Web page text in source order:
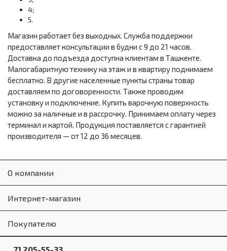
4;
5.
Магазин работает без выходных. Служба поддержки
предоставляет консультации в будни с 9 до 21 часов.
Доставка до подъезда доступна клиентам в Ташкенте.
Малогабаритную технику на этаж и в квартиру поднимаем
бесплатно. В другие населенные пункты страны товар
доставляем по договоренности. Также проводим
установку и подключение. Купить варочную поверхность
можно за наличные и в рассрочку. Принимаем оплату через
терминал и картой. Продукция поставляется с гарантией
производителя — от 12 до 36 месяцев.
О компании
Интернет-магазин
Покупателю